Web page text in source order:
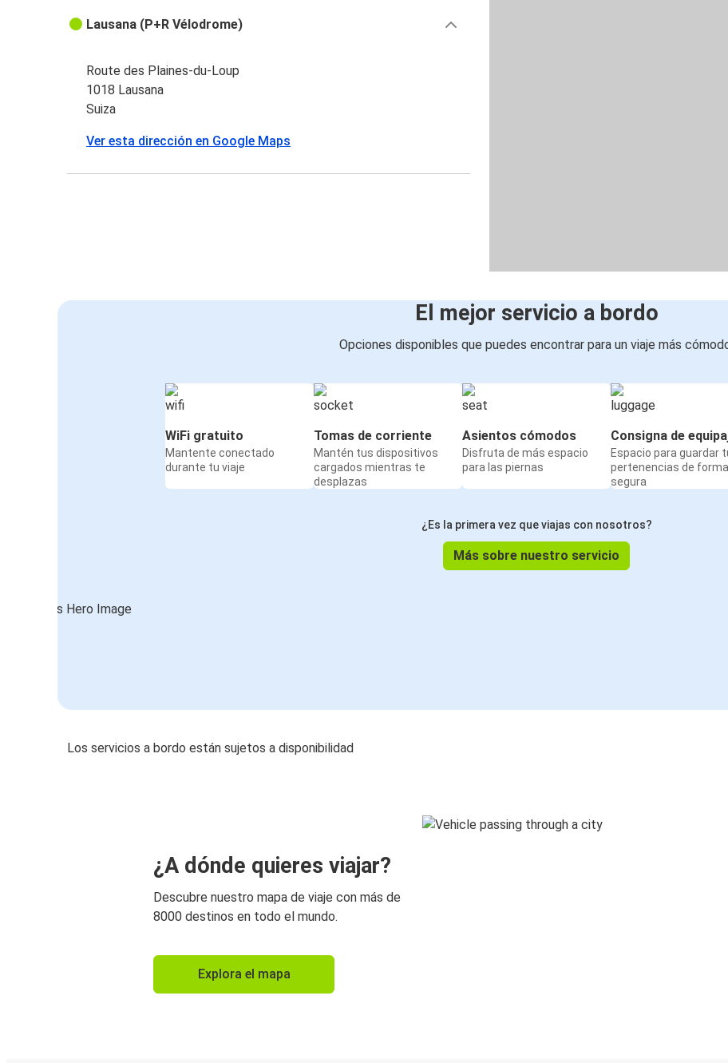
Lausana (P+R Vélodrome)
Route des Plaines-du-Loup
1018 Lausana
Suiza
Ver esta dirección en Google Maps
El mejor servicio a bordo
Opciones disponibles que puedes encontrar para un viaje más
WiFi gratuito
Mantente conectado
durante tu viaje
Tomas de corriente
Mantén tus dispositivos
cargados mientras te
desplazas
Asientos cómodos
Disfruta de más espacio
para las piernas
Consigna de
Espacio para guardar
pertenencias de forma
segura
¿Es la primera vez que viajas con nosotros?
Más sobre nuestro servicio
Los servicios a bordo están sujetos a disponibilidad
¿A dónde quieres viajar?
Descubre nuestro mapa de viaje con más de
8000 destinos en todo el mundo.
Explora el mapa